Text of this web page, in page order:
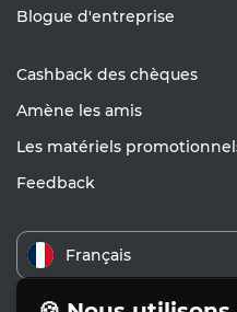
Blogue d'entreprise
Cashback des chèques
Amène les amis
Les matériels
Feedback
Français